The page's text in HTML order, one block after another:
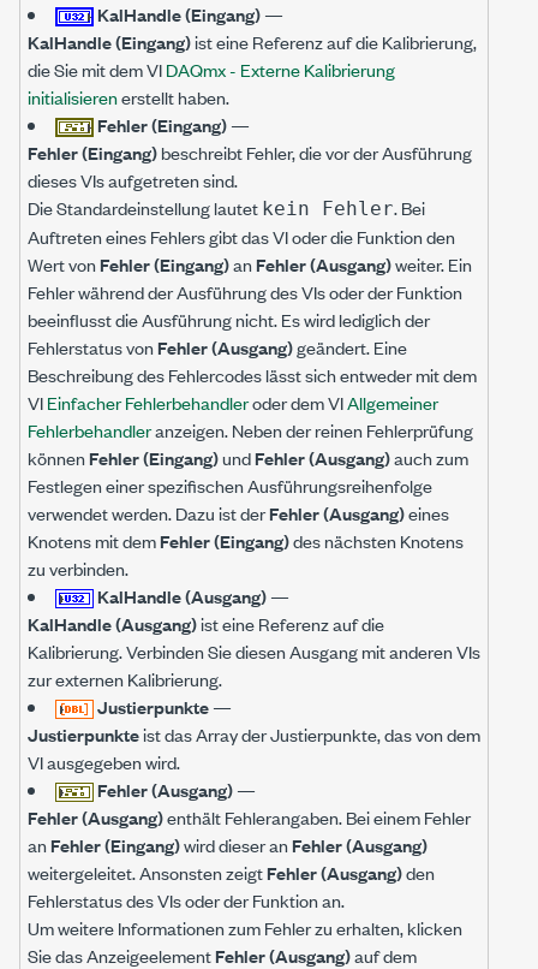
KalHandle (Eingang)—
KalHandle (Eingang)ist eine Referenz auf die Kalibrierung,
die Sie mit dem VIDAQmx - Externe Kalibrierung
initialisierenerstellt haben.
Fehler (Eingang)—
Fehler (Eingang)beschreibt Fehler, die vor der Ausführung
dieses VIs aufgetreten sind.
Die Standardeinstellung lautet kein Fehler. Bei
Auftreten eines Fehlers gibt das VI oder die Funktion den
Wert vonFehler (Eingang)anFehler (Ausgang)weiter. Ein
Fehler während der Ausführung des VIs oder der Funktion
beeinflusst die Ausführung nicht. Es wird lediglich der
Fehlerstatus vonFehler (Ausgang)geändert. Eine
Beschreibung des Fehlercodes lässt sich entweder mit dem
VIEinfacher Fehlerbehandleroder dem VIAllgemeiner
Fehlerbehandleranzeigen. Neben der reinen Fehlerprüfung
könnenFehler (Eingang)undFehler (Ausgang)auch zum
Festlegen einer spezifischen Ausführungsreihenfolge
verwendet werden. Dazu ist derFehler (Ausgang)eines
Knotens mit demFehler (Eingang)des nächsten Knotens
zu verbinden.
KalHandle (Ausgang)—
KalHandle (Ausgang)ist eine Referenz auf die
Kalibrierung. Verbinden Sie diesen Ausgang mit anderen VIs
zur externen Kalibrierung.
Justierpunkte—
Justierpunkteist das Array der Justierpunkte, das von dem
VI ausgegeben wird.
Fehler (Ausgang)—
Fehler (Ausgang)enthält Fehlerangaben. Bei einem Fehler
anFehler (Eingang)wird dieser anFehler (Ausgang)
weitergeleitet. Ansonsten zeigtFehler (Ausgang)den
Fehlerstatus des VIs oder der Funktion an.
Um weitere Informationen zum Fehler zu erhalten, klicken
Sie das AnzeigeelementFehler (Ausgang)auf dem